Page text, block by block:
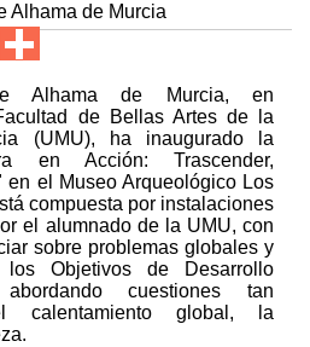
Alhama de Murcia
Alhama de Murcia, en
de Bellas Artes de la
(UMU), ha inaugurado la
en Acción: Trascender,
en el Museo Arqueológico Los
compuesta por instalaciones
el alumnado de la UMU, con
sobre problemas globales y
Objetivos de Desarrollo
cuestiones tan
calentamiento global, la